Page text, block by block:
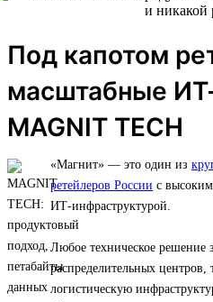
Под капотом
масштабные
MAGNIT TECH
«Магнит» — это один из
ретейлеров России с
ИТ-инфраструктурой.
Любое техническое решение
распределительных
логистическую